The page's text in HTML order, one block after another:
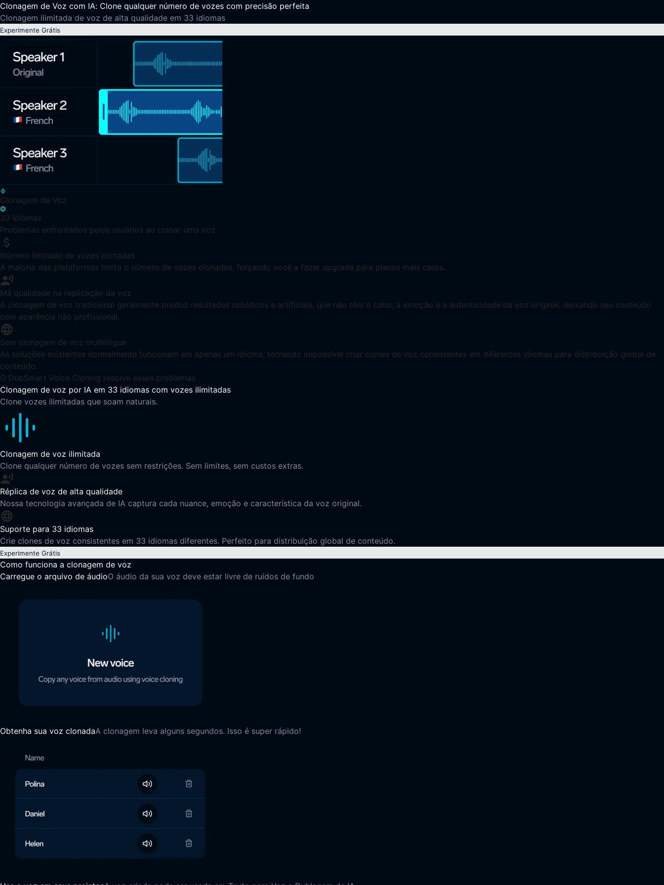
Clonagem de Voz com IA: Clone qualquer número de vozes com precisão perfeita
Clonagem ilimitada de voz de alta qualidade em 33 idiomas
Experimente Grátis
Clonagem de Voz
33 Idiomas
Problemas enfrentados pelos usuários ao clonar uma voz
Número limitado de vozes clonadas
A maioria das plataformas limita o número de vozes clonadas, forçando você a fazer upgrade para planos mais caros.
Má qualidade na replicação da voz
A clonagem de voz tradicional geralmente produz resultados robóticos e artificiais, que não têm o calor, a emoção e a autenticidade da voz original, deixando seu conteúdo
com aparência não profissional.
Sem clonagem de voz multilíngue
As soluções existentes normalmente funcionam em apenas um idioma, tornando impossível criar clones de voz consistentes em diferentes idiomas para distribuição global de
conteúdo.
O DubSmart Voice Cloning resolve esses problemas
Clonagem de voz por IA em 33 idiomas com vozes ilimitadas
Clone vozes ilimitadas que soam naturais.
Clonagem de voz ilimitada
Clone qualquer número de vozes sem restrições. Sem limites, sem custos extras.
Réplica de voz de alta qualidade
Nossa tecnologia avançada de IA captura cada nuance, emoção e característica da voz original.
Suporte para 33 idiomas
Crie clones de voz consistentes em 33 idiomas diferentes. Perfeito para distribuição global de conteúdo.
Experimente Grátis
Como funciona a clonagem de voz
Carregue o arquivo de áudioO áudio da sua voz deve estar livre de ruídos de fundo
Obtenha sua voz clonadaA clonagem leva alguns segundos. Isso é super rápido!